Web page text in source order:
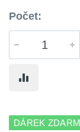
Počet:
DÁREK